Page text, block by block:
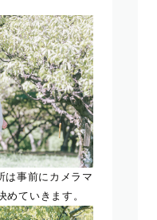
は事前にカメラマ
めていきます。